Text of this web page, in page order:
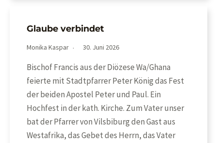
Glaube verbindet
Monika Kaspar 30. Juni 2026
Bischof Francis aus der Diözese Wa/Ghana
feierte mit Stadtpfarrer Peter König das Fest
der beiden Apostel Peter und Paul. Ein
Hochfest in der kath. Kirche. Zum Vater unser
bat der Pfarrer von Vilsbiburg den Gast aus
Westafrika, das Gebet des Herrn, das Vater